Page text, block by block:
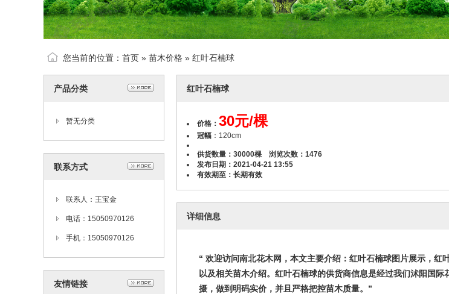
您当前的位置： 首页 » 苗木价格 » 红叶石楠球
产品分类
暂无分类
联系方式
联系人：王宝金
电话：15050970126
手机：15050970126
友情链接
红叶石楠球
价格： 30元/棵
冠幅 ：120cm
供货数量：30000棵 浏览次数： 1476
发布日期：2021-04-21 13:55
有效期至：长期有效
详细信息
“ 欢迎访问南北花木网，本文主要介绍：红叶石楠球图片展示，
以及相关苗木介绍。红叶石楠球的供货商信息是经过我们沭阳国
摄，做到明码实价，并且严格把控苗木质量。”